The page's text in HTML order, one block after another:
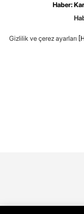
Haber:
Gizlilik ve çerez ayarları